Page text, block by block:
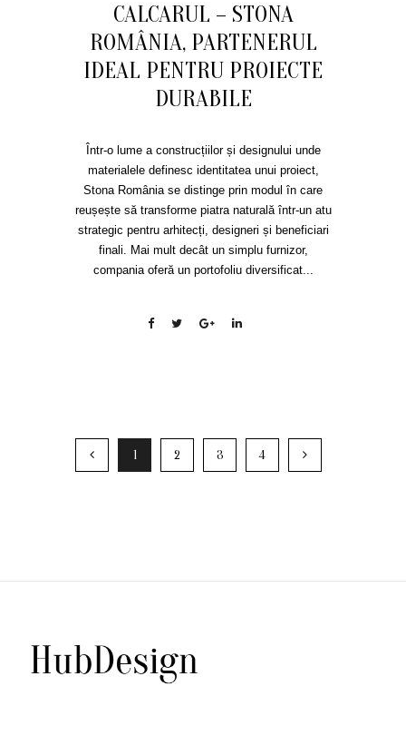
CALCARUL – STONA
ROMÂNIA, PARTENERUL
IDEAL PENTRU PROIECTE
DURABILE
Într-o lume a construcțiilor și designului unde
materialele definesc identitatea unui proiect,
Stona România se distinge prin modul în care
reușește să transforme piatra naturală într-un atu
strategic pentru arhitecți, designeri și beneficiari
finali. Mai mult decât un simplu furnizor,
compania oferă un portofoliu diversificat...
1 2 3 4